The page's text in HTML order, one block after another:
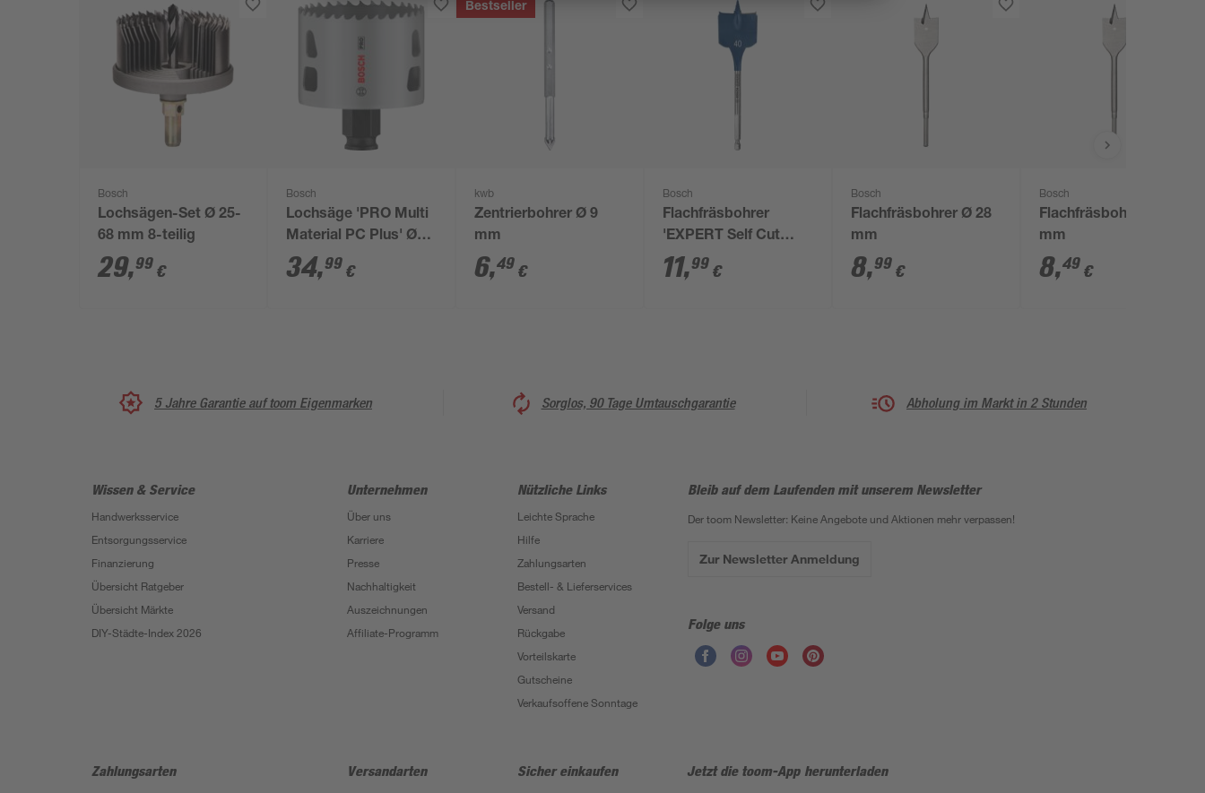
Bosch
Lochsägen-Set Ø 25-
68 mm 8-teilig
29,99 €
Bosch
Lochsäge 'PRO Multi
Material PC Plus' Ø
65 mm
34,99 €
Bestseller
kwb
Zentrierbohrer Ø 9
mm
6,49 €
Bosch
Flachfräsbohrer
'EXPERT Self Cut
Speed' 40 x 152 mm
11,99 €
Bosch
Flachfräsbohrer Ø 28
mm
8,99 €
Bosch
Flachfräsbohrer Ø 24
mm
8,49 €
5 Jahre Garantie auf toom Eigenmarken Sorglos, 90 Tage Umtauschgarantie Abholung im Markt in 2 Stunden
Wissen & Service
Handwerksservice
Entsorgungsservice
Finanzierung
Übersicht Ratgeber
Übersicht Märkte
DIY-Städte-Index 2026
Unternehmen
Über uns
Karriere
Presse
Nachhaltigkeit
Auszeichnungen
Affiliate-Programm
Nützliche Links
Leichte Sprache
Hilfe
Zahlungsarten
Bestell- & Lieferservices
Versand
Rückgabe
Vorteilskarte
Gutscheine
Verkaufsoffene Sonntage
Bleib auf dem Laufenden mit unserem Newsletter
Der toom Newsletter: Keine Angebote und Aktionen mehr verpassen!
Zur Newsletter Anmeldung
Folge uns
Zahlungsarten Versandarten Sicher einkaufen Jetzt die toom-App herunterladen